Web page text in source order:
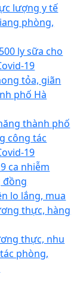
lượng y tế
phòng,
ly sữa cho
19
tỏa, giãn
phố Hà
thành phố
công tác
19
ca nhiễm
đồng
lo lắng, mua
thực, hàng
thực, nhu
phòng,